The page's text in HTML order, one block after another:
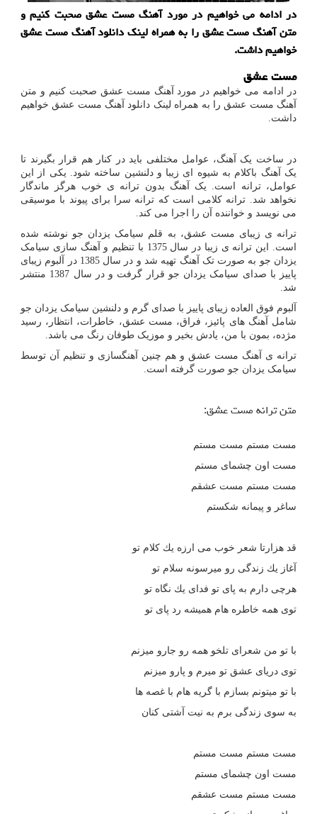
در ادامه می خواهیم در مورد آهنگ مست عشق صحبت کنیم و
متن آهنگ مست عشق را به همراه لینک دانلود آهنگ مست عشق
خواهیم داشت.
مست عشق
در ادامه می خواهیم در مورد آهنگ مست عشق صحبت کنیم و متن
آهنگ مست عشق را به همراه لینک دانلود آهنگ مست عشق خواهیم
داشت.
در ساخت یک آهنگ، عوامل مختلفی باید در کنار هم قرار بگیرند تا
یک آهنگ باکلام به شیوه ای زیبا و دلنشین ساخته شود. یکی از این
عوامل، ترانه‌ است. یک آهنگ بدون ترانه ی خوب هرگز ماندگار
نخواهد شد. ترانه کلامی است که ترانه سرا برای پیوند با موسیقی
می نویسد و خواننده آن را اجرا می کند.
ترانه ی زیبای مست عشق، به قلم سیامک یزدان جو نوشته شده
است. این ترانه ی زیبا در سال 1375 با تنظیم و آهنگ سازی سیامک
یزدان جو به صورت تک آهنگ تهیه شد و در سال 1385 در آلبوم زیبای
پاییز با صدای سیامک یزدان جو قرار گرفت و در سال 1387 منتشر
شد.
آلبوم فوق العاده زیبای پاییز با صدای گرم و دلنشین سیامک یزدان جو
شامل آهنگ های پائیز، فراق، مست عشق، خاطرات، انتظار، رسید
مژده، بمون با من، یادش بخیر و موزیک طوفان رنگ می باشد.
ترانه ی آهنگ مست عشق و هم چنین آهنگسازی و تنظیم آن توسط
سیامک یزدان جو صورت گرفته است.
متن ترانه مست عشق:
مست مستم مست مستم
مست اون چشماى مستم
مست مستم مست عشقم
ساغر و پيمانه شكستم
قد هزارتا شعر خوب مى ارزه يك كلام تو
آغاز يك زندگى رو ميرسونه سلام تو
هرچى دارم به پاى تو فداى يك نگاه تو
توى همه خاطره هام هميشه رد پاى تو
با تو من شعراى تلخو همه رو جارو ميزنم
توى درياى عشق تو ميرم و پارو ميزنم
با تو ميتونم بسازم با گريه هام با غصه ها
به سوى زندگى برم به نيت آشتى كنان
مست مستم مست مستم
مست اون چشماى مستم
مست مستم مست عشقم